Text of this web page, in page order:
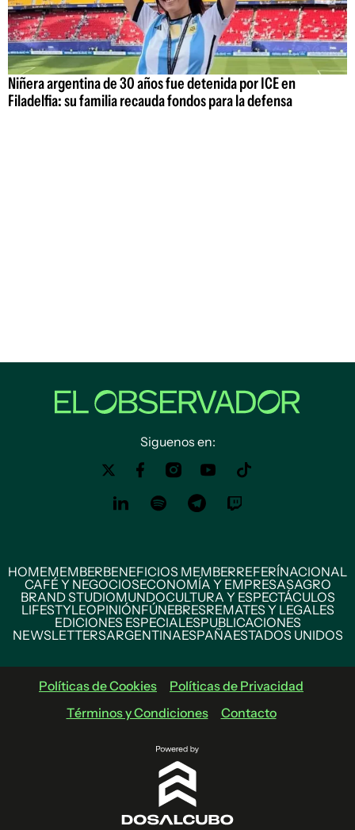
Niñera argentina de 30 años fue detenida por ICE en
Filadelfia: su familia recauda fondos para la defensa
Siguenos en:
HOMEMEMBERBENEFICIOS MEMBERREFERÍNACIONAL
CAFÉ Y NEGOCIOSECONOMÍA Y EMPRESASAGRO
BRAND STUDIOMUNDOCULTURA Y ESPECTÁCULOS
LIFESTYLEOPINIÓNFÚNEBRESREMATES Y LEGALES
EDICIONES ESPECIALESPUBLICACIONES
NEWSLETTERSARGENTINAESPAÑAESTADOS UNIDOS
Políticas de Cookies
Políticas de Privacidad
Términos y Condiciones
Contacto